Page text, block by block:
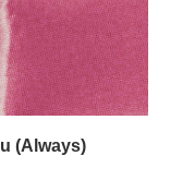
(Always)